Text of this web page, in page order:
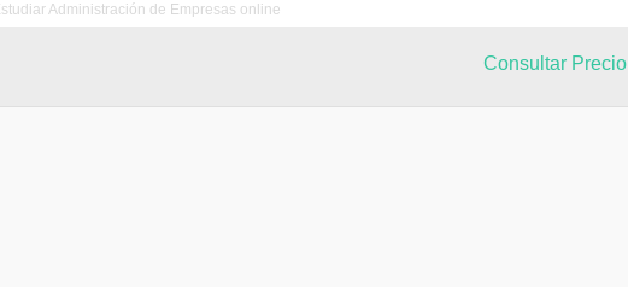
Administración de Empresas online
Consultar Precio